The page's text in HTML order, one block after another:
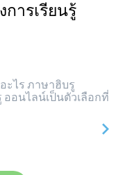
ารเรียนรู้
ะไร ภาษาฮิบรู
ออนไลน์เป็นตัวเลือกที่